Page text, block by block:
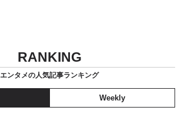
RANKING
エンタメの人気記事ランキング
Weekly